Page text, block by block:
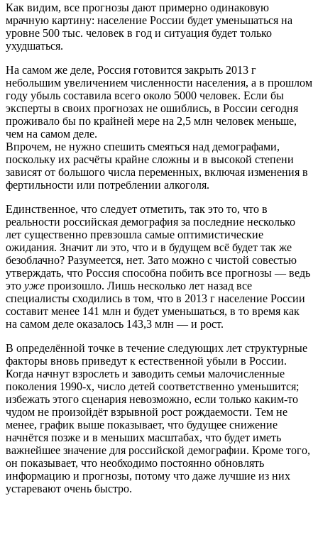
Как видим, все прогнозы дают примерно одинаковую
мрачную картину: население России будет уменьшаться на
уровне 500 тыс. человек в год и ситуация будет только
ухудшаться.
На самом же деле, Россия готовится закрыть 2013 г
небольшим увеличением численности населения, а в прошлом
году убыль составила всего около 5000 человек. Если бы
эксперты в своих прогнозах не ошиблись, в России сегодня
проживало бы по крайней мере на 2,5 млн человек меньше,
чем на самом деле.
Впрочем, не нужно спешить смеяться над демографами,
поскольку их расчёты крайне сложны и в высокой степени
зависят от большого числа переменных, включая изменения в
фертильности или потреблении алкоголя.
Единственное, что следует отметить, так это то, что в
реальности российская демография за последние несколько
лет существенно превзошла самые оптимистические
ожидания. Значит ли это, что и в будущем всё будет так же
безоблачно? Разумеется, нет. Зато можно с чистой совестью
утверждать, что Россия способна побить все прогнозы — ведь
это уже произошло. Лишь несколько лет назад все
специалисты сходились в том, что в 2013 г население России
составит менее 141 млн и будет уменьшаться, в то время как
на самом деле оказалось 143,3 млн — и рост.
В определённой точке в течение следующих лет структурные
факторы вновь приведут к естественной убыли в России.
Когда начнут взрослеть и заводить семьи малочисленные
поколения 1990-х, число детей соответственно уменьшится;
избежать этого сценария невозможно, если только каким-то
чудом не произойдёт взрывной рост рождаемости. Тем не
менее, график выше показывает, что будущее снижение
начнётся позже и в меньших масштабах, что будет иметь
важнейшее значение для российской демографии. Кроме того,
он показывает, что необходимо постоянно обновлять
информацию и прогнозы, потому что даже лучшие из них
устаревают очень быстро.